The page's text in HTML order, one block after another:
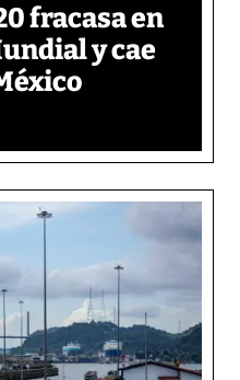
fracasa en
y cae